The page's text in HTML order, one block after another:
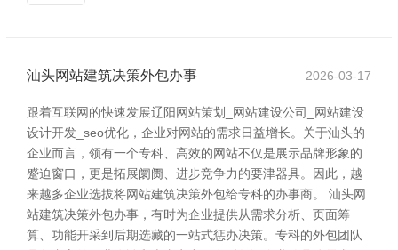
汕头网站建筑决策外包办事 2026-03-17
跟着互联网的快速发展辽阳网站策划_网站建设公司_网站建设
设计开发_seo优化，企业对网站的需求日益增长。关于汕头的
企业而言，领有一个专科、高效的网站不仅是展示品牌形象的
蹙迫窗口，更是拓展阛阓、进步竞争力的要津器具。因此，越
来越多企业选拔将网站建筑决策外包给专科的办事商。 汕头网
站建筑决策外包办事，有时为企业提供从需求分析、页面筹
算、功能开采到后期选藏的一站式惩办决策。专科的外包团队